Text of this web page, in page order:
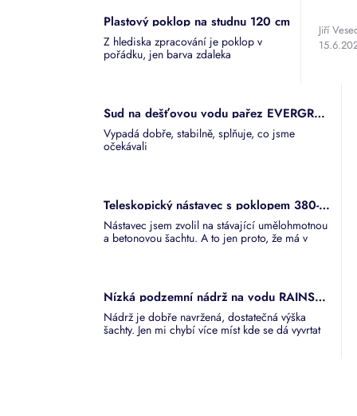
Plastový poklop na studnu 120 cm
Z hlediska zpracování je poklop v
pořádku, jen barva zdaleka
kupuje.
produktu
Jiří
Sud na dešťovou vodu pařez EVERGREEN LITE 300
Vypadá dobře, stabilně, splňuje, co jsme
očekávali
Teleskopický nástavec s poklopem 380-580 mm - nádrže Aqua
Nástavec jsem zvolil na stávající umělohmotnou
a betonovou šachtu. A to jen proto, že má v
vhodný nástavec jsem bohužel na trhu neobjevil!
Zbytek jsem odřezal a vyhodil. I tak je tento
nástavec super.
Nízká podzemní nádrž na vodu RAINSTORE flat 3000
Nádrž je dobře navržená, dostatečná výška
šachty. Jen mi chybí více míst kde se dá vyvrtat